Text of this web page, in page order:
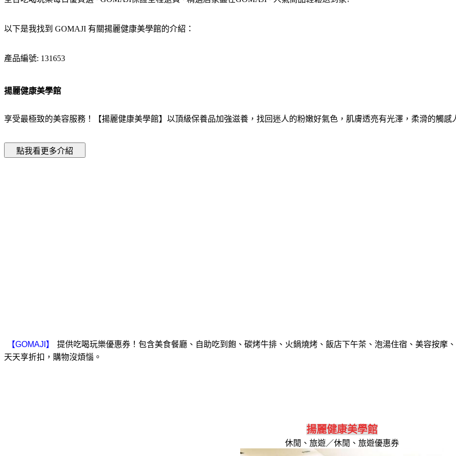
以下是我找到 GOMAJI 有關揚麗健康美學館的介紹：
產品編號: 131653
揚麗健康美學館
享受最極致的美容服務！【揚麗健康美學館】以頂級保養品加強滋養，找回迷人的粉嫩好氣色，肌膚透亮有光澤，柔滑的觸感
提供吃喝玩樂優惠券！包含美食餐廳、自助吃到飽、碳烤牛排、火鍋燒烤、飯店下午茶、泡湯住宿、美容按摩
天天享折扣，購物沒煩惱。
揚麗健康美學館
休閒、旅遊／休閒、旅遊優惠券